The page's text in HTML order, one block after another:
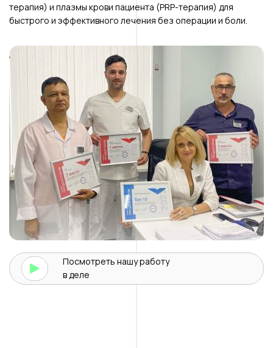
терапия) и плазмы крови пациента (PRP-терапия) для
быстрого и эффективного лечения без операции и боли.
Посмотреть нашуработу
в деле